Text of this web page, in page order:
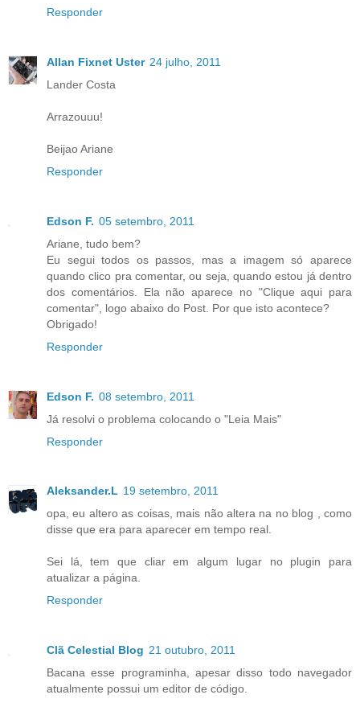
Responder
Allan Fixnet Uster 24 julho, 2011
Lander Costa
Arrazouuu!
Beijao Ariane
Responder
Edson F. 05 setembro, 2011
Ariane, tudo bem?
Eu segui todos os passos, mas a imagem só aparece
quando clico pra comentar, ou seja, quando estou já dentro
dos comentários. Ela não aparece no "Clique aqui para
comentar", logo abaixo do Post. Por que isto acontece?
Obrigado!
Responder
Edson F. 08 setembro, 2011
Já resolvi o problema colocando o "Leia Mais"
Responder
Aleksander.L 19 setembro, 2011
opa, eu altero as coisas, mais não altera na no blog , como
disse que era para aparecer em tempo real.
Sei lá, tem que cliar em algum lugar no plugin para
atualizar a página.
Responder
Clã Celestial Blog 21 outubro, 2011
Bacana esse programinha, apesar disso todo navegador
atualmente possui um editor de código.